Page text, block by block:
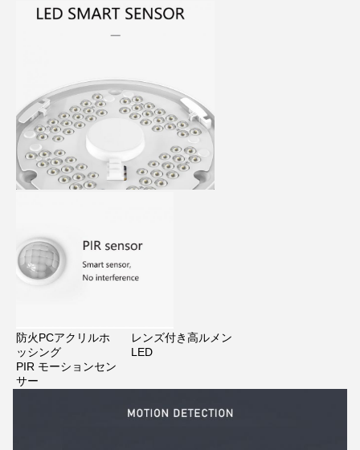
メッセージ
折り返しご連絡いたします！
防火PCアクリルホ
ッシング
レンズ付き高ルメン
LED
PIR モーションセン
サー